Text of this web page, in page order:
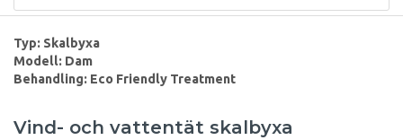
Typ: Skalbyxa
Modell: Dam
Behandling: Eco Friendly Treatment
Vind- och vattentät skalbyxa